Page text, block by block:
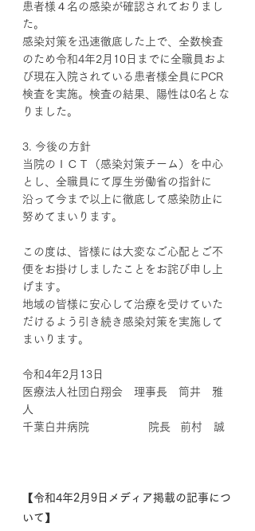
患者様４名の感染が確認されておりまし
た。
感染対策を迅速徹底した上で、全数検査
のため令和4年2月10日までに全職員およ
び現在入院されている患者様全員にPCR
検査を実施。検査の結果、陽性は0名とな
りました。
3. 今後の方針
当院のＩＣＴ（感染対策チーム）を中心
とし、全職員にて厚生労働省の指針に
沿って今まで以上に徹底して感染防止に
努めてまいります。
この度は、皆様には大変なご心配とご不
便をお掛けしましたことをお詫び申し上
げます。
地域の皆様に安心して治療を受けていた
だけるよう引き続き感染対策を実施して
まいります。
令和4年2月13日
医療法人社団白翔会　理事長　筒井　雅
人
千葉白井病院　　　　　 院長   前村　誠
【令和4年2月9日メディア掲載の記事につ
いて】